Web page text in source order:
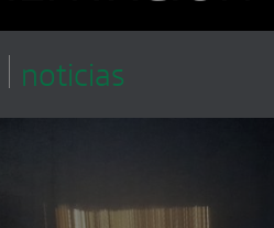
noticias